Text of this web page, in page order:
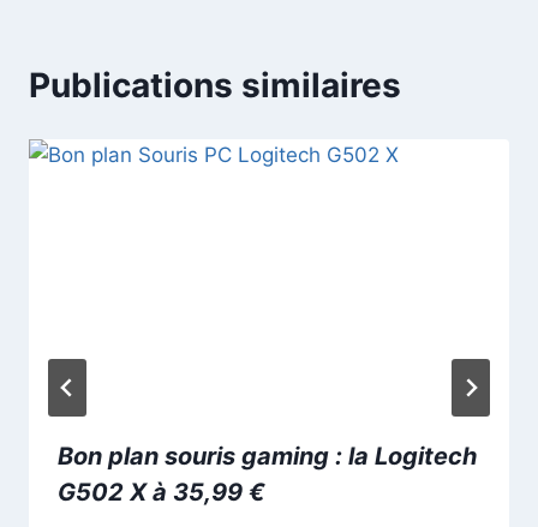
Publications similaires
Bon plan souris gaming : la Logitech
G502 X à 35,99 €